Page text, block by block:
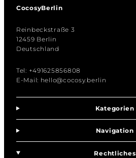
CocosyBerlin
Reinbeckstraße 3
12459 Berlin
Deutschland
Tel: +491625856808
E-Mail: hello@cocosy.berlin
Kategorien
Navigation
Rechtliches